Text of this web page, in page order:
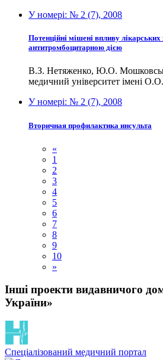
У номері: № 2 (7), 2008
Потенційні мішені впливу лікарських
антитромбоцитарною дією
В.З. Нетяженко, Ю.О.
медичний університет імені
У номері: № 2 (7), 2008
Вторичная профилактика инсульта
«
1
2
3
4
5
6
7
8
9
10
»
Інші проекти видавничого
України»
Спеціалізований медичний портал